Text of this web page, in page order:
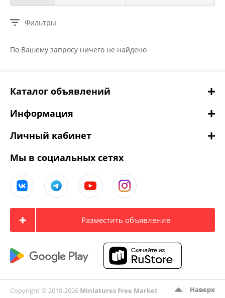
Фильтры
По Вашему запросу ничего не найдено
Каталог объявлений
Информация
Личный кабинет
Мы в социальных сетях
Разместить объявление
Наверх
Copyright © 2018-2026 Miniatures Free Market